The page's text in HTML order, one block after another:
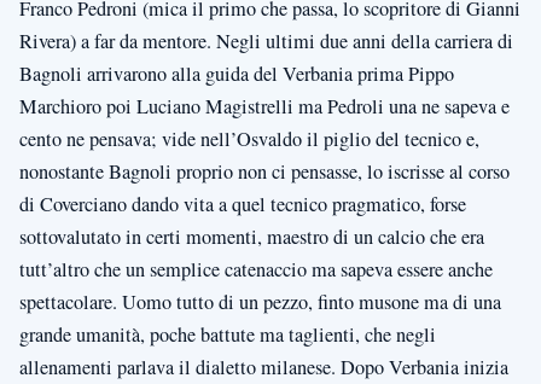
Franco Pedroni (mica il primo che passa, lo scopritore di Gianni
Rivera) a far da mentore. Negli ultimi due anni della carriera di
Bagnoli arrivarono alla guida del Verbania prima Pippo
Marchioro poi Luciano Magistrelli ma Pedroli una ne sapeva e
cento ne pensava; vide nell’Osvaldo il piglio del tecnico e,
nonostante Bagnoli proprio non ci pensasse, lo iscrisse al corso
di Coverciano dando vita a quel tecnico pragmatico, forse
sottovalutato in certi momenti, maestro di un calcio che era
tutt’altro che un semplice catenaccio ma sapeva essere anche
spettacolare. Uomo tutto di un pezzo, finto musone ma di una
grande umanità, poche battute ma taglienti, che negli
allenamenti parlava il dialetto milanese. Dopo Verbania inizia